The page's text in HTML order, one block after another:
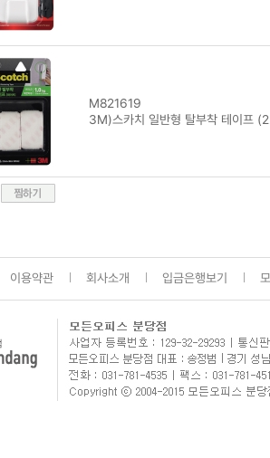
M821619
3M)스카치 일반형 탈부착 테이프
이용약관 회사소개 입금은행보기